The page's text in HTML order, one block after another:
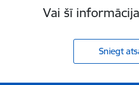
Vai šī
Sniegt